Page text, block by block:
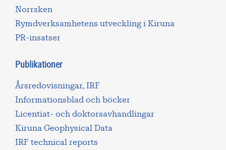
Norrsken
Rymdverksamhetens utveckling i Kiruna
PR-insatser
Publikationer
Årsredovisningar, IRF
Informationsblad och böcker
Licentiat- och doktorsavhandlingar
Kiruna Geophysical Data
IRF technical reports